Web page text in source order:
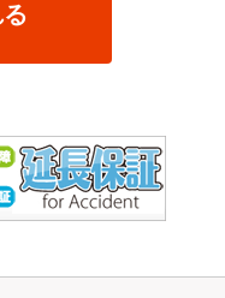
お客様